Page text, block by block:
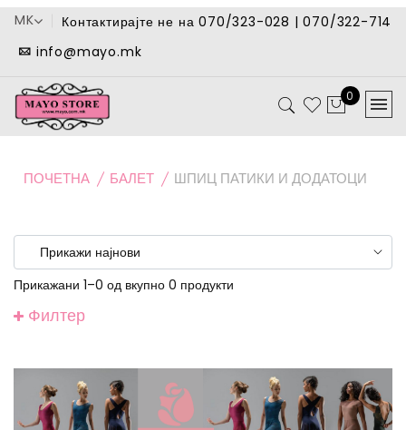
MK
Контактирајте не на 070/323-028 | 070/322-714
info@mayo.mk
0
ПОЧЕТНА БАЛЕТ ШПИЦ ПАТИКИ И ДОДАТОЦИ
Прикажани 1–0 од вкупно 0 продукти
Филтер